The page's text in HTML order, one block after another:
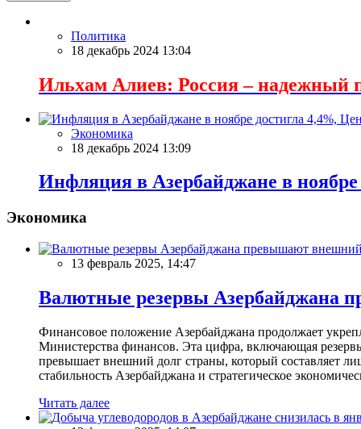
Политика
18 декабрь 2024 13:04
Ильхам Алиев: Россия – надежный
Экономика
18 декабрь 2024 13:09
Инфляция в Азербайджане в
Экономика
13 февраль 2025, 14:47
Валютные резервы Азербайджана
Финансовое положение Азербайджана продолжает
Министерства финансов. Эта цифра, включающая
превышает внешний долг страны, который составляет
стабильность Азербайджана и стратегическое
Читать далее